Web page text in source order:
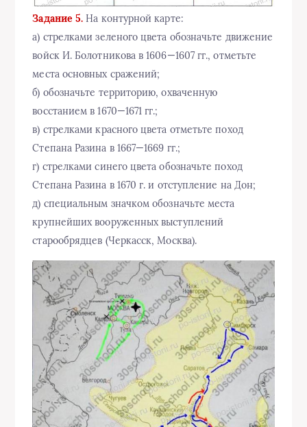
Задание 5. На контурной карте:
а) стрелками зеленого цвета обозначьте движение
войск И. Болотникова в 1606—1607 гг., отметьте
места основных сражений;
б) обозначьте территорию, охваченную
восстанием в 1670—1671 гг.;
в) стрелками красного цвета отметьте поход
Степана Разина в 1667—1669 гг.;
г) стрелками синего цвета обозначьте поход
Степана Разина в 1670 г. и отступление на Дон;
д) специальным значком обозначьте места
крупнейших вооруженных выступлений
старообрядцев (Черкасск, Москва).